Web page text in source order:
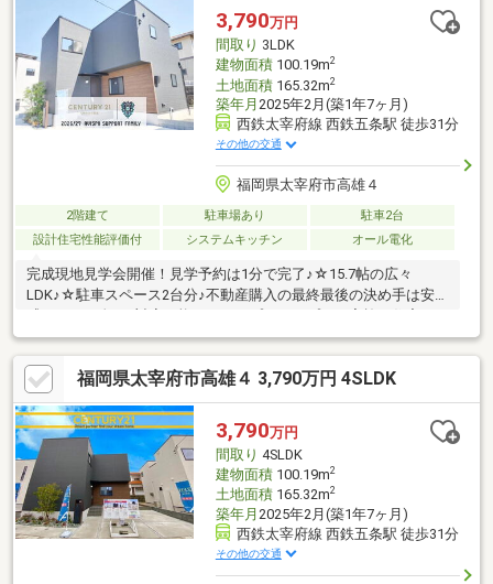
内にも柔軟に対応いたします♪住宅ローンに不安がある方や、過去
に審査が難しかった方も、無理のない進め方を一緒に考えていき
ますので、お気軽にご相談ください♪
3,790万円
間取り 3LDK
建物面積100.19m2
土地面積165.32m2
築年月 2025年2月(築1年7ヶ月)
西鉄太宰府線 西鉄五条駅 徒歩31分
その他の交通
福岡県太宰府市高雄４
2階建て 駐車場あり
駐車2台
設計住宅性能評価付
システムキッチン オール電化
完成現地見学会開催！見学予約は1分で完了♪☆15.7帖の広々
LDK♪☆駐車スペース2台分♪不動産購入の最終最後の決め手は安心
ン経験豊富で無料相談♪1971年創業☆55年の信頼と実績☆世界最
大の不動産会社センチュリー21♪弊社はローン代行10万円～30万
円不要で安心安全の不動産取引ができます！！住宅ローン、ライ
フプランもプロが実施♪
福岡県太宰府市高雄４ 3,790万円 4SLDK
3,790万円
間取り 4SLDK
建物面積100.19m2
土地面積165.32m2
築年月 2025年2月(築1年7ヶ月)
西鉄太宰府線 西鉄五条駅 徒歩31分
その他の交通